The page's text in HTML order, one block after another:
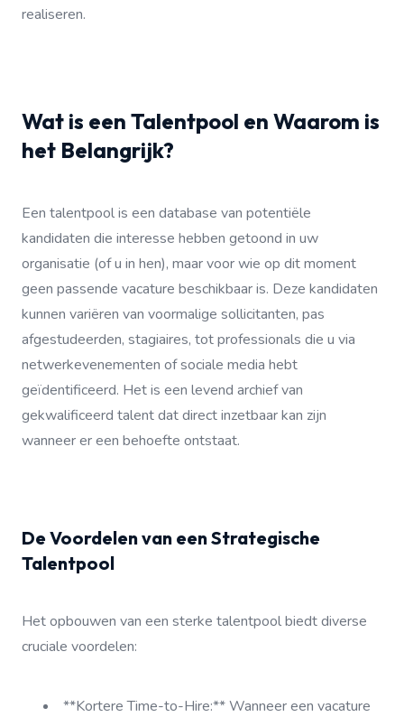
realiseren.
Wat is een Talentpool en Waarom is
het Belangrijk?
Een talentpool is een database van potentiële
kandidaten die interesse hebben getoond in uw
organisatie (of u in hen), maar voor wie op dit moment
geen passende vacature beschikbaar is. Deze kandidaten
kunnen variëren van voormalige sollicitanten, pas
afgestudeerden, stagiaires, tot professionals die u via
netwerkevenementen of sociale media hebt
geïdentificeerd. Het is een levend archief van
gekwalificeerd talent dat direct inzetbaar kan zijn
wanneer er een behoefte ontstaat.
De Voordelen van een Strategische
Talentpool
Het opbouwen van een sterke talentpool biedt diverse
cruciale voordelen:
**Kortere Time-to-Hire:** Wanneer een vacature